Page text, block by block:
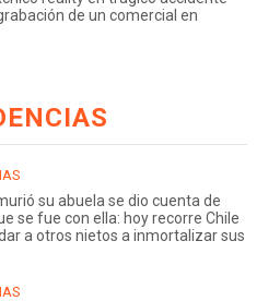
de un comercial en
su abuela se dio cuenta de
se fue con ella: hoy recorre Chile
a otros nietos a inmortalizar sus